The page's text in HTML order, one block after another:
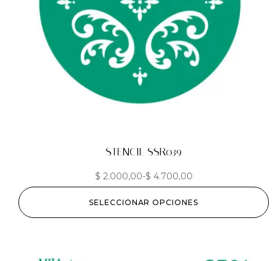
STENCIL SSR039
$ 2.000,00-$ 4.700,00
SELECCIONAR OPCIONES